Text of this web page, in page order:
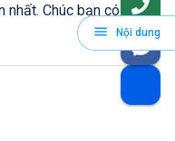
nhất. Chúc bạn có
Nội dung